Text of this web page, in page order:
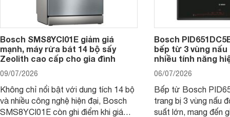
Bosch SMS8YCI01E giảm giá
mạnh, máy rửa bát 14 bộ sấy
Zeolith cao cấp cho gia đình
09/07/2026
Không chỉ nổi bật với dung tích 14 bộ
và nhiều công nghệ hiện đại, Bosch
SMS8YCI01E còn ghi điểm khi giá
Bosch
bếp từ 3 vùng
nhiều tính năng
06/07/2026
Bếp từ Bosch
trang bị 3 vùng nấu
suất lớn, mang đến